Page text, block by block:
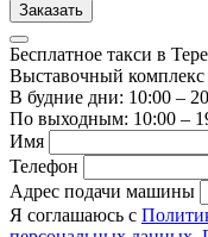
Заказать
Бесплатное такси в
Выставочный комплекс
В будние дни: 10:00 –
По выходным: 10:00 –
Имя
Телефон
Адрес подачи машины
Я соглашаюсь с